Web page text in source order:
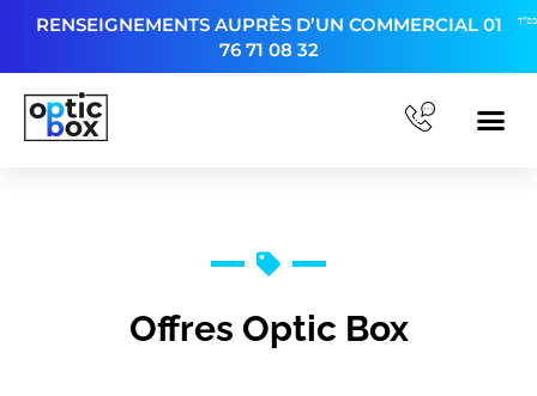
RENSEIGNEMENTS AUPRÈS D’UN COMMERCIAL 01
76 71 08 32
Offres Optic Box